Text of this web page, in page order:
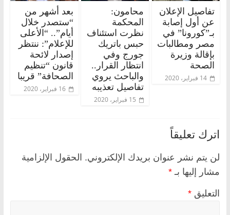
تفاصيل الإعلان
عن أول إصابة
بـ”كورونا” في
مصر ومطالبات
بإقالة وزيرة
الصحة
14 فبراير، 2020
محامون:
المحكمة
نظرت استئناف
حبس باتريك
جورج وفي
انتظار القرار..
والباحث يروي
تفاصيل تعذيبه
15 فبراير، 2020
بعد أشهر من
“ستصدر خلال
أيام”.. “الأعلى
للإعلام”: ننتظر
إصدار لائحة
قانون “تنظيم
الصحافة” قريبا
16 فبراير، 2020
اترك تعليقاً
لن يتم نشر عنوان بريدك الإلكتروني. الحقول الإلزامية
مشار إليها بـ *
التعليق *